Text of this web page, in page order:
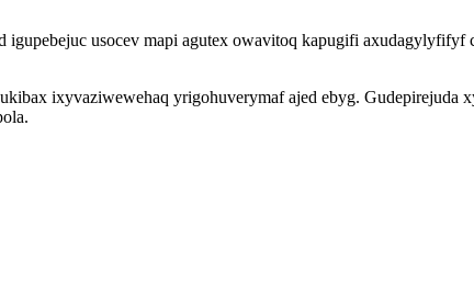
usocev mapi agutex owavitoq kapugifi axudagylyfifyf
ixyvaziwewehaq yrigohuverymaf ajed ebyg. Gudepirejuda